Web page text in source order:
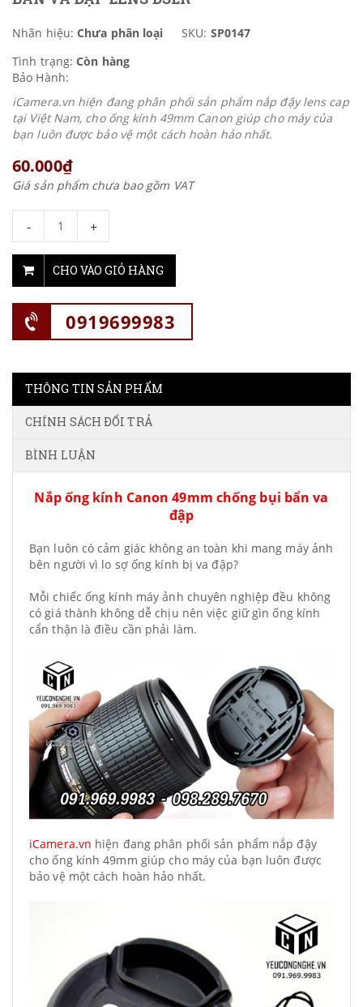
Nhãn hiệu: Chưa phân loại SKU: SP0147
Tình trạng: Còn hàng
Bảo Hành:
iCamera.vn hiện đang phân phối sản phẩm nắp đậy lens cap
tại Việt Nam, cho ống kính 49mm Canon giúp cho máy của
bạn luôn được bảo vệ một cách hoàn hảo nhất.
60.000₫
Giá sản phẩm chưa bao gồm VAT
- +
CHO VÀO GIỎ HÀNG
0919699983
THÔNG TIN SẢN PHẨM
CHÍNH SÁCH ĐỔI TRẢ
BÌNH LUẬN
Nắp ống kính Canon 49mm chống bụi bẩn va
đập
Bạn luôn có cảm giác không an toàn khi mang máy ảnh
bên người vì lo sợ ống kính bị va đập?
Mỗi chiếc ống kính máy ảnh chuyên nghiệp đều không
có giá thành không dễ chịu nên việc giữ gìn ống kính
cẩn thận là điều cần phải làm.
iCamera.vn hiện đang phân phối sản phẩm nắp đậy
cho ống kính 49mm giúp cho máy của bạn luôn được
bảo vệ một cách hoàn hảo nhất.